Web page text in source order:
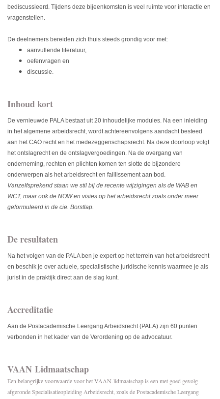
bediscussieerd. Tijdens deze bijeenkomsten is veel ruimte voor interactie en
vragenstellen.
De deelnemers bereiden zich thuis steeds grondig voor met:
aanvullende literatuur,
oefenvragen en
discussie.
Inhoud kort
De vernieuwde PALA bestaat uit 20 inhoudelijke modules. Na een inleiding
in het algemene arbeidsrecht, wordt achtereenvolgens aandacht besteed
aan het CAO recht en het medezeggenschapsrecht. Na deze doorloop volgt
het ontslagrecht en de ontslagvergoedingen. Na de overgang van
onderneming, rechten en plichten komen ten slotte de bijzondere
onderwerpen als het arbeidsrecht en faillissement aan bod.
Vanzelfsprekend staan we stil bij de recente wijzigingen als de WAB en
WCT, maar ook de NOW en visies op het arbeidsrecht zoals onder meer
geformuleerd in de cie. Borstlap.
De resultaten
Na het volgen van de PALA ben je expert op het terrein van het arbeidsrecht
en beschik je over actuele, specialistische juridische kennis waarmee je als
jurist in de praktijk direct aan de slag kunt.
Accreditatie
Aan de Postacademische Leergang Arbeidsrecht (PALA) zijn 60 punten
verbonden in het kader van de Verordening op de advocatuur.
VAAN Lidmaatschap
Een belangrijke voorwaarde voor het VAAN-lidmaatschap is een met goed gevolg
afgeronde Specialisatieopleiding Arbeidsrecht, zoals de Postacademische Leergang